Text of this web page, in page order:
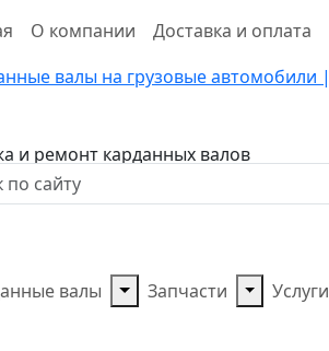
О компании Доставка и оплата
и ремонт карданных валов
валы Запчасти Услуги